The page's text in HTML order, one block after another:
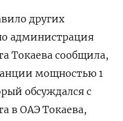
других
администрация
Токаева сообщила,
мощностью 1
обсуждался с
в ОАЭ Токаева,